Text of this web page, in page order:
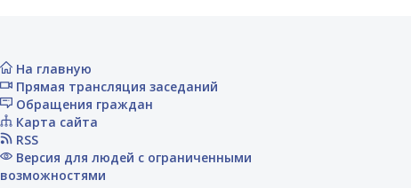
На главную
Прямая трансляция заседаний
Обращения граждан
Карта сайта
RSS
Версия для людей с ограниченными
возможностями